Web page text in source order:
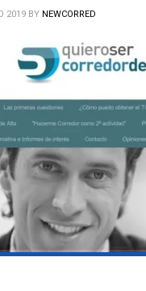
2019 BY NEWCORRED